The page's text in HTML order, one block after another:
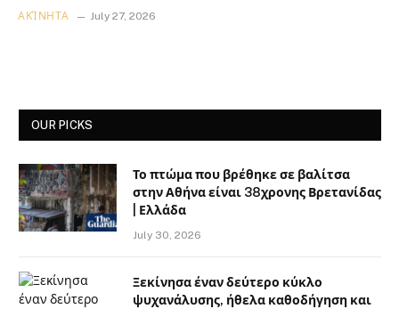
ΑΚΊΝΗΤΑ July 27, 2026
OUR PICKS
Το πτώμα που βρέθηκε σε βαλίτσα
στην Αθήνα είναι 38χρονης Βρετανίδας
| Ελλάδα
July 30, 2026
Ξεκίνησα έναν δεύτερο κύκλο
ψυχανάλυσης, ήθελα καθοδήγηση και